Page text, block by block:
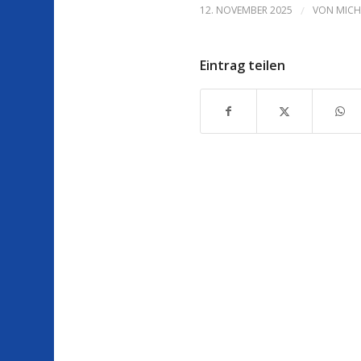
12. NOVEMBER 2025 / VON
Eintrag teilen